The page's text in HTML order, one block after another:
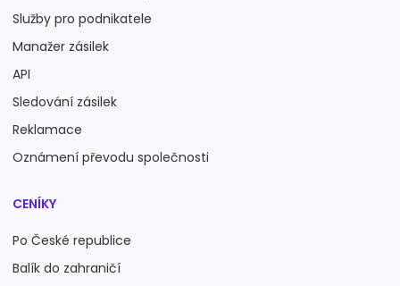
Služby pro podnikatele
Manažer zásilek
API
Sledování zásilek
Reklamace
Oznámení převodu společnosti
CENÍKY
Po České republice
Balík do zahraničí